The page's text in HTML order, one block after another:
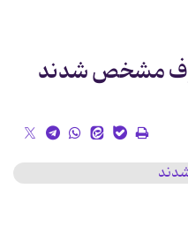
مشخص شدند